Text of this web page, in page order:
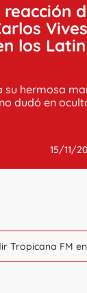
los Latin
su hermosa
dudó en
15/11/
Tropicana FM